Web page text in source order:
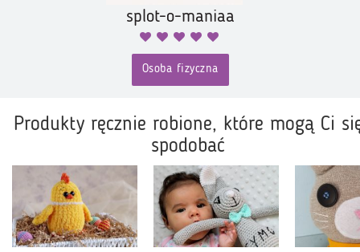
splot-o-maniaa
Osoba fizyczna
Produkty ręcznie robione, które mogą Ci
spodobać